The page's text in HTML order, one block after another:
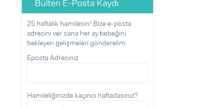
Bülten E-Posta Kaydı
25 haftalık hamilesin! Bize e-posta
adresini ver sana her ay bebeğini
bekleyen gelişmeleri gönderelim.
Eposta Adresiniz
Hamileliğinizde kaçıncı haftadasınız?